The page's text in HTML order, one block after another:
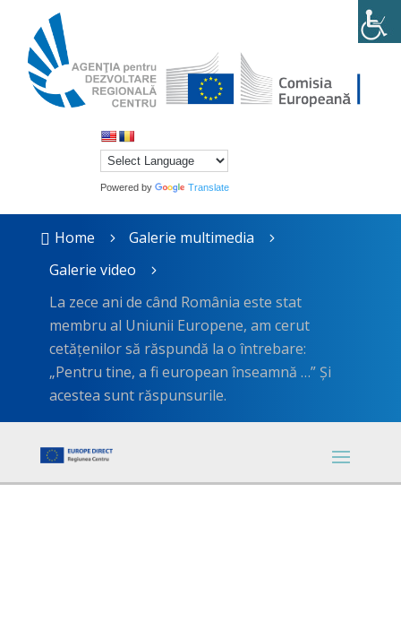
Powered by Translate
 Home 5 Galerie multimedia 5
Galerie video 5
La zece ani de când România este stat
membru al Uniunii Europene, am cerut
cetățenilor să răspundă la o întrebare:
„Pentru tine, a fi european înseamnă …” Și
acestea sunt răspunsurile.